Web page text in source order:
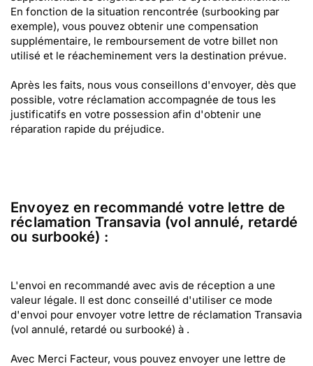
En fonction de la situation rencontrée (surbooking par
exemple), vous pouvez obtenir une compensation
supplémentaire, le remboursement de votre billet non
utilisé et le réacheminement vers la destination prévue.
Après les faits, nous vous conseillons d'envoyer, dès que
possible, votre réclamation accompagnée de tous les
justificatifs en votre possession afin d'obtenir une
réparation rapide du préjudice.
Envoyez en recommandé votre lettre de
réclamation Transavia (vol annulé, retardé
ou surbooké) :
L'envoi en recommandé avec avis de réception a une
valeur légale. Il est donc conseillé d'utiliser ce mode
d'envoi pour envoyer votre lettre de réclamation Transavia
(vol annulé, retardé ou surbooké) à .
Avec Merci Facteur, vous pouvez envoyer une lettre de